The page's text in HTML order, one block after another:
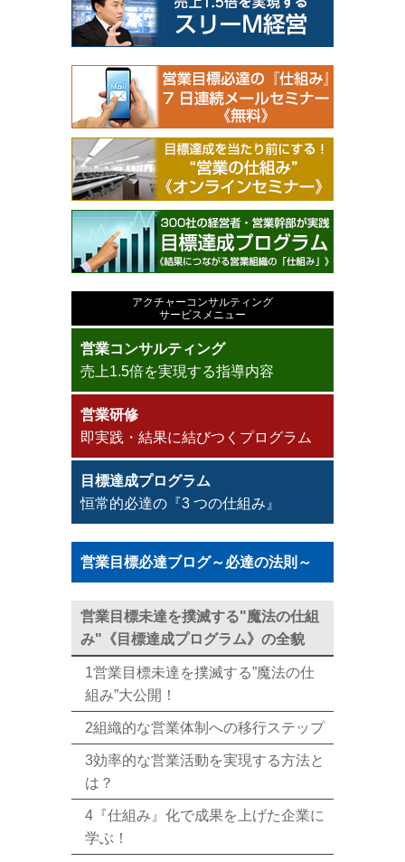
アクチャーコンサルティング
サービスメニュー
営業コンサルティング
売上1.5倍を実現する指導内容
営業研修
即実践・結果に結びつくプログラム
目標達成プログラム
恒常的必達の『3 つの仕組み』
営業目標必達ブログ～必達の法則～
営業目標未達を撲滅する"魔法の仕組
み"《目標達成プログラム》の全貌
1営業目標未達を撲滅する”魔法の仕
組み”大公開！
2組織的な営業体制への移行ステップ
3効率的な営業活動を実現する方法と
は？
4『仕組み』化で成果を上げた企業に
学ぶ！